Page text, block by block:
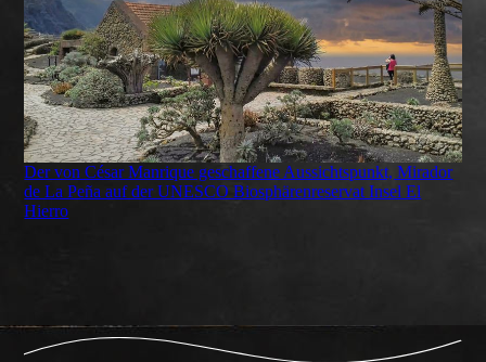
Der von César Manrique geschaffene Aussichtspunkt, Mirador
de La Peña auf der UNESCO Biosphärenreservat Insel El
Hierro